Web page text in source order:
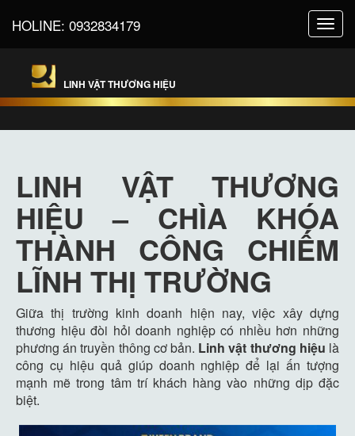
HOLINE: 0932834179
LINH VẬT THƯƠNG HIỆU
LINH VẬT THƯƠNG
HIỆU – CHÌA KHÓA
THÀNH CÔNG CHIẾM
LĨNH THỊ TRƯỜNG
Giữa thị trường kinh doanh hiện nay, việc xây dựng
thương hiệu đòi hỏi doanh nghiệp có nhiều hơn những
phương án truyền thông cơ bản. Linh vật thương hiệu là
công cụ hiệu quả giúp doanh nghiệp để lại ấn tượng
mạnh mẽ trong tâm trí khách hàng vào những dịp đặc
biệt.